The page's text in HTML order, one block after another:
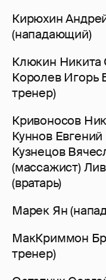
Кирюхин
(нападающий)
Клюкин Никита
Королев Игорь
тренер)
Кривоносов
Куннов
Кузнецов
(массажист)
(вратарь)
Марек Ян
МакКриммон
тренер)